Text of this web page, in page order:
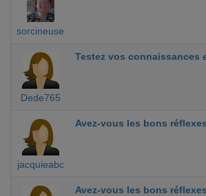
sorcineuse
Dede765
Testez vos connaissances
jacquieabc
Avez-vous les bons
Avez-vous les bons